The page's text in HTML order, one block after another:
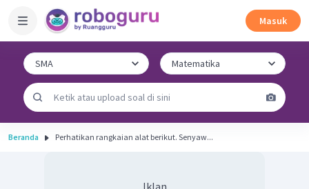
Masuk
Beranda Perhatikan rangkaian alat berikut. Senyaw...
Iklan